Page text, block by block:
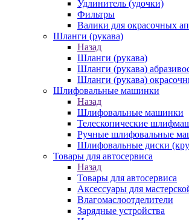
Удлинитель (удочки)
Фильтры
Валики для окрасочных
Шланги (рукава)
Назад
Шланги (рукава)
Шланги (рукава)
Шланги (рукава)
Шлифовальные машинки
Назад
Шлифовальные машинки
Телескопические
Ручные шлифовальные
Шлифовальные диски
Товары для автосервиса
Назад
Товары для автосервиса
Аксессуары для
Влагомаслоотделители
Зарядные устройства